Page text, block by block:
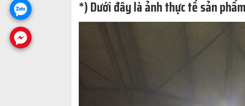
*) Dưới đây là ảnh thực tế sản